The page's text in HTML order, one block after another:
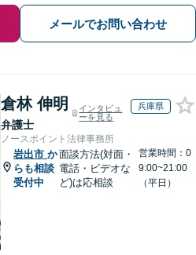
メールでお問い合わせ
倉林 伸明
弁護士
インタビュ
ーを見る
兵庫県
ノースポイント法律事務所
岩出市 か
らも相談
受付中
面談方法(対面・
電話・ビデオな
ど)は応相談
営業時間：0
9:00~21:00
（平日）